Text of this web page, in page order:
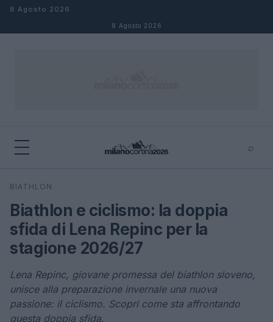
Salta al contenuto
8 Agosto 2026
8 Agosto 2026
⌕
Cerca
BIATHLON
Biathlon e ciclismo: la doppia
sfida di Lena Repinc per la
stagione 2026/27
Lena Repinc, giovane promessa del biathlon sloveno,
unisce alla preparazione invernale una nuova
passione: il ciclismo. Scopri come sta affrontando
questa doppia sfida.